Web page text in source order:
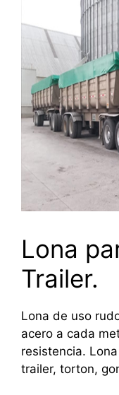
Lona
Trailer.
Lona de uso
acero a cada
resistencia.
trailer, torton,